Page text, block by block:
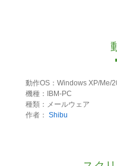
動作OS：Windows XP/Me/
機種：IBM-PC
種類：メールウェア
作者： Shibu